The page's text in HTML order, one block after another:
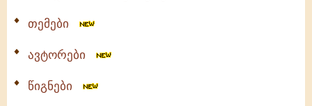
თემები
ავტორები
წიგნები